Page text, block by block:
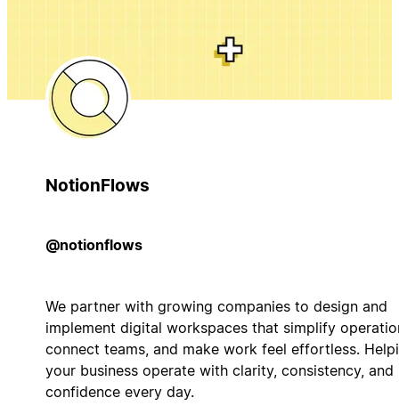
NotionFlows
@notionflows
We partner with growing companies to design and
implement digital workspaces that simplify
connect teams, and make work feel effortless.
your business operate with clarity, consistency, and
confidence every day.